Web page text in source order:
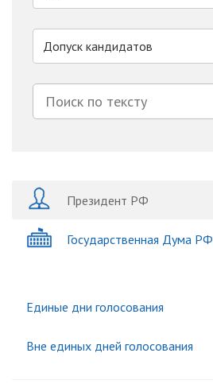
Допуск кандидатов
Президент РФ
Государственная Дума РФ
Единые дни голосования
Вне единых дней голосования